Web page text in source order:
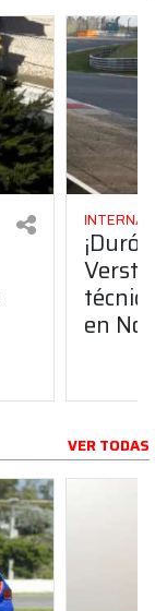
¡Duró
en
VER TODAS